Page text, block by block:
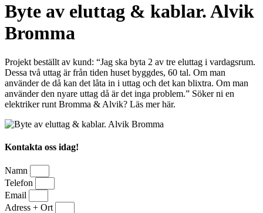
Byte av eluttag & kablar. Alvik
Bromma
Projekt beställt av kund: “Jag ska byta 2 av tre eluttag i vardagsrum.
Dessa två uttag är från tiden huset byggdes, 60 tal. Om man
använder de då kan det låta in i uttag och det kan blixtra. Om man
använder den nyare uttag då är det inga problem.” Söker ni en
elektriker runt Bromma & Alvik? Läs mer här.
Kontakta oss idag!
Namn
Telefon
Email
Adress + Ort